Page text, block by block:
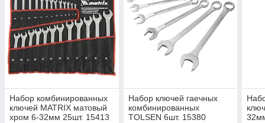
Набор комбинированных
ключей MATRIX матовый
хром 6-32мм 25шт. 15413
Набор ключей гаечных
комбинированных
TOLSEN 6шт. 15380